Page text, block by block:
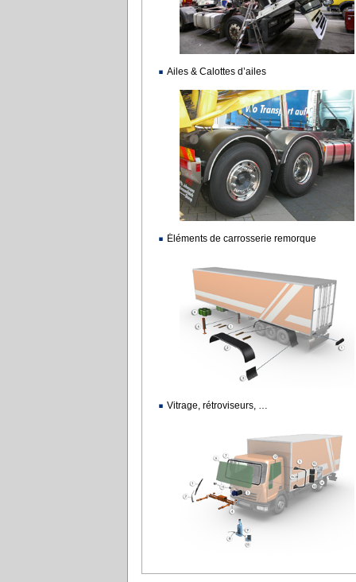
Ailes & Calottes d’ailes
Éléments de carrosserie remorque
Vitrage, rétroviseurs, …